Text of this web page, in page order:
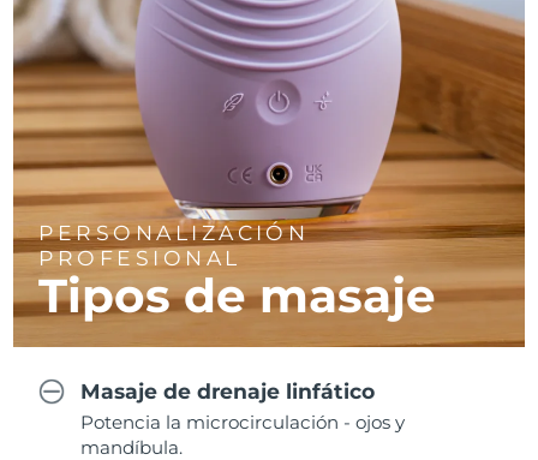
PERSONALIZACIÓN
PROFESIONAL
Tipos de masaje
Masaje de drenaje linfático
Potencia la microcirculación - ojos y
mandíbula.